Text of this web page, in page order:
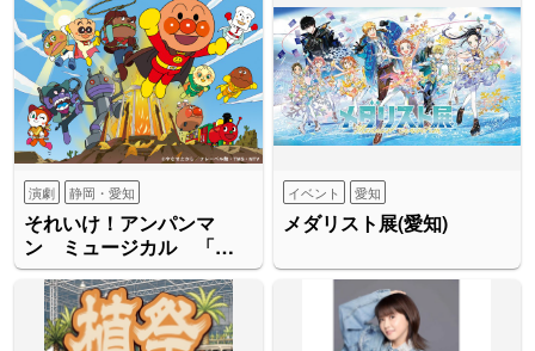
それいけ！アンパンマ
ン ミュージカル 「ま
もれ！黄金の炎」
演劇 静岡・愛知
メダリスト展(愛知)
イベント 愛知